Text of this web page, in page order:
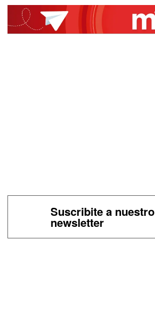
Suscribite a nuestro
newsletter